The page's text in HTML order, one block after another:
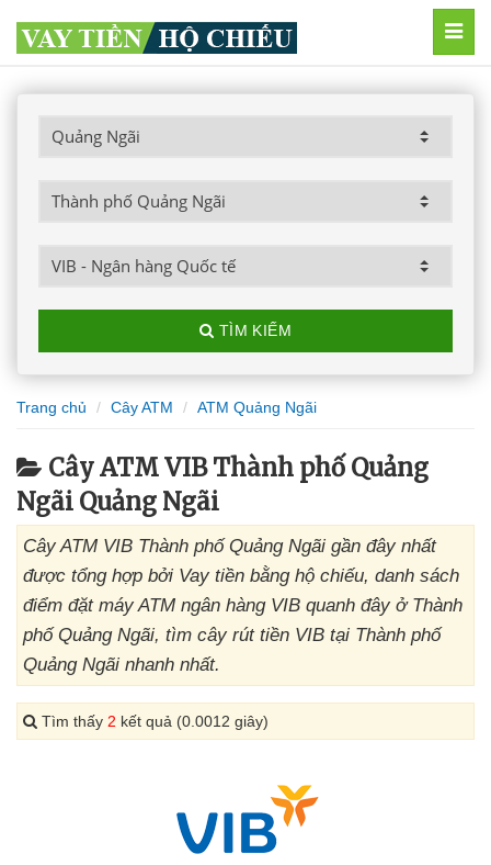
TÌM KIẾM
Trang chủ Cây ATM ATM Quảng Ngãi
Cây ATM VIB Thành phố Quảng
Ngãi Quảng Ngãi
Cây ATM VIB Thành phố Quảng Ngãi gần đây nhất
được tổng hợp bởi Vay tiền bằng hộ chiếu, danh sách
điểm đặt máy ATM ngân hàng VIB quanh đây ở Thành
phố Quảng Ngãi, tìm cây rút tiền VIB tại Thành phố
Quảng Ngãi nhanh nhất.
Tìm thấy 2 kết quả (0.0012 giây)